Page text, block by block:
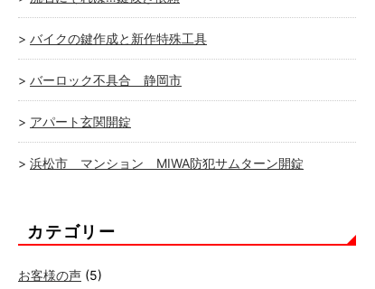
バイクの鍵作成と新作特殊工具
バーロック不具合 静岡市
アパート玄関開錠
浜松市 マンション MIWA防犯サムターン開錠
カテゴリー
お客様の声 (5)